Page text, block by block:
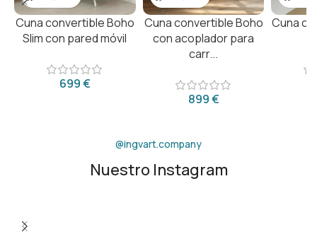
Cuna convertible Boho
Slim con pared móvil
€
Cuna convertible Boho
con acoplador para
carr...
€
Cuna
@ingvart.company
Nuestro Instagram